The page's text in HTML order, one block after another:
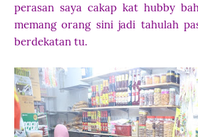
perasan saya cakap kat hubby
memang orang sini jadi tahulah
berdekatan tu.